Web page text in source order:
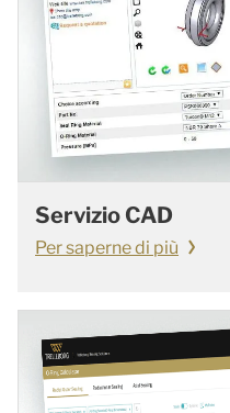
Servizio CAD
Per saperne di più